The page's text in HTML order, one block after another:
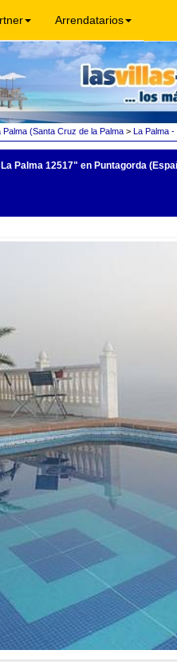
Arrendatarios
Palma (Santa Cruz de la Palma> La Palma -
Palma 12517" en Puntagorda